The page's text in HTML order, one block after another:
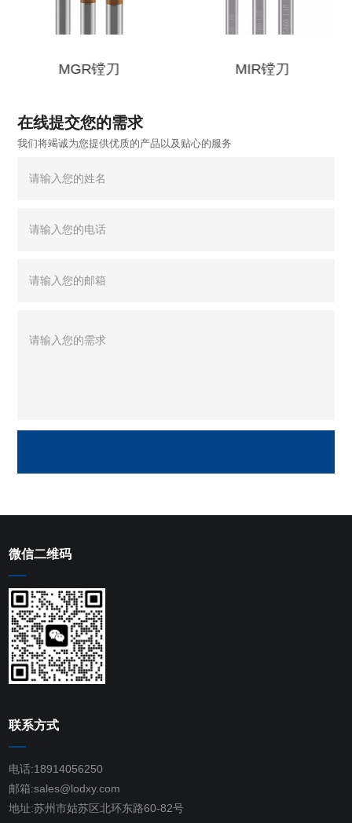
MGR镗刀 MIR镗刀
在线提交您的需求
我们将竭诚为您提供优质的产品以及贴心的服务
微信二维码
联系方式
电话:18914056250
邮箱:sales@lodxy.com
地址:苏州市姑苏区北环东路60-82号